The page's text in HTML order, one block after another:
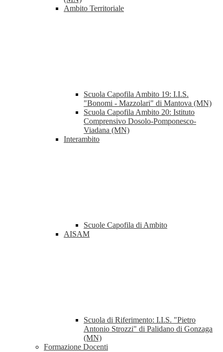
Ambito Territoriale
Scuola Capofila Ambito 19: I.I.S.
"Bonomi - Mazzolari" di Mantova (MN)
Scuola Capofila Ambito 20: Istituto
Comprensivo Dosolo-Pomponesco-
Viadana (MN)
Interambito
Scuole Capofila di Ambito
AISAM
Scuola di Riferimento: I.I.S. "Pietro
Antonio Strozzi" di Palidano di Gonzaga
(MN)
Formazione Docenti